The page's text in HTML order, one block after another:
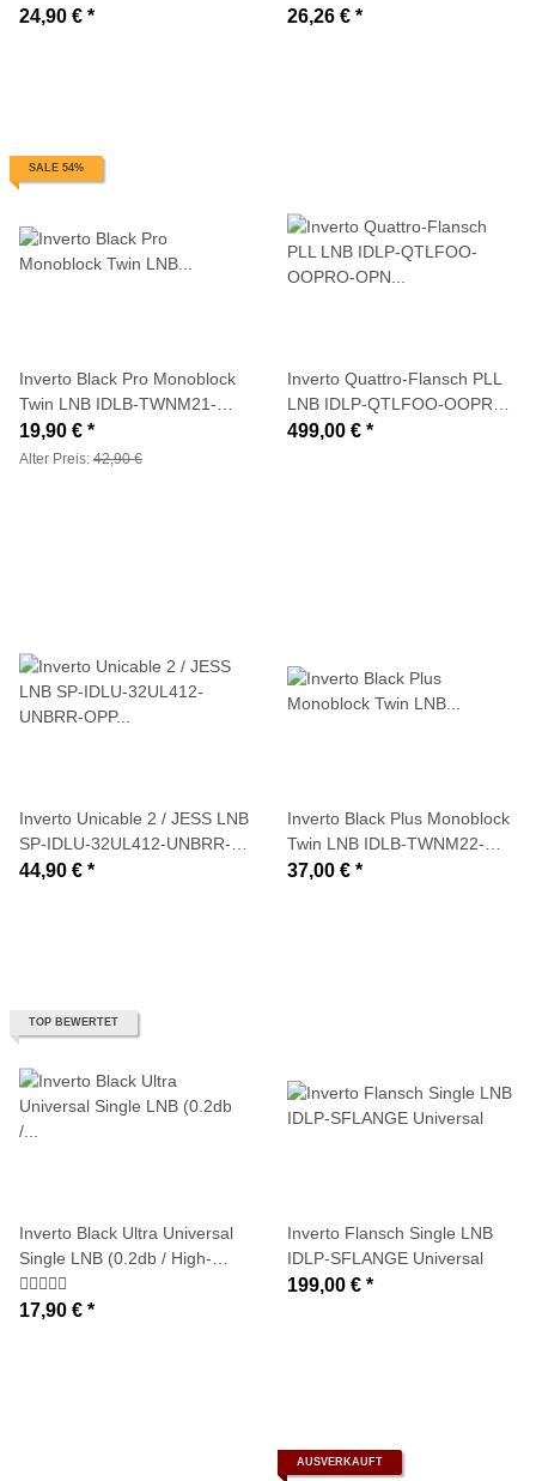
Grad)
24,90 € * 26,26 € *
SALE 54%
Inverto Black Pro Monoblock
Twin LNB IDLB-TWNM21-
MN006-8PP (2 Teilnehmer / 6
Grad)
19,90 € *
Alter Preis: 42,90 €
Inverto Quattro-Flansch PLL
LNB IDLP-QTLFOO-OOPRO-
OPN (Flange-LNB, C120
499,00 € *
Inverto Unicable 2 / JESS LNB
SP-IDLU-32UL412-UNBRR-
OPP (32 Teilnehmer/
44,90 € *
Inverto Black Plus Monoblock
Twin LNB IDLB-TWNM22-
MN003-8PP (2 Teilnehmer / 3
37,00 € *
TOP BEWERTET
Inverto Black Ultra Universal
Single LNB (0.2db / High-
Gain-LNB)
17,90 € *
Inverto Flansch Single LNB
IDLP-SFLANGE Universal
199,00 € *
AUSVERKAUFT